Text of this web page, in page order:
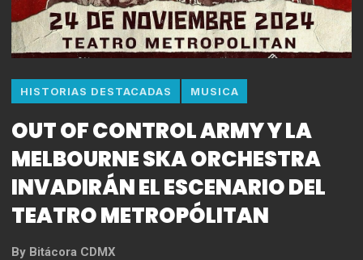
HISTORIAS DESTACADAS MUSICA
OUT OF CONTROL ARMY Y LA
MELBOURNE SKA ORCHESTRA
INVADIRÁN EL ESCENARIO DEL
TEATRO METROPÓLITAN
By Bitácora CDMX